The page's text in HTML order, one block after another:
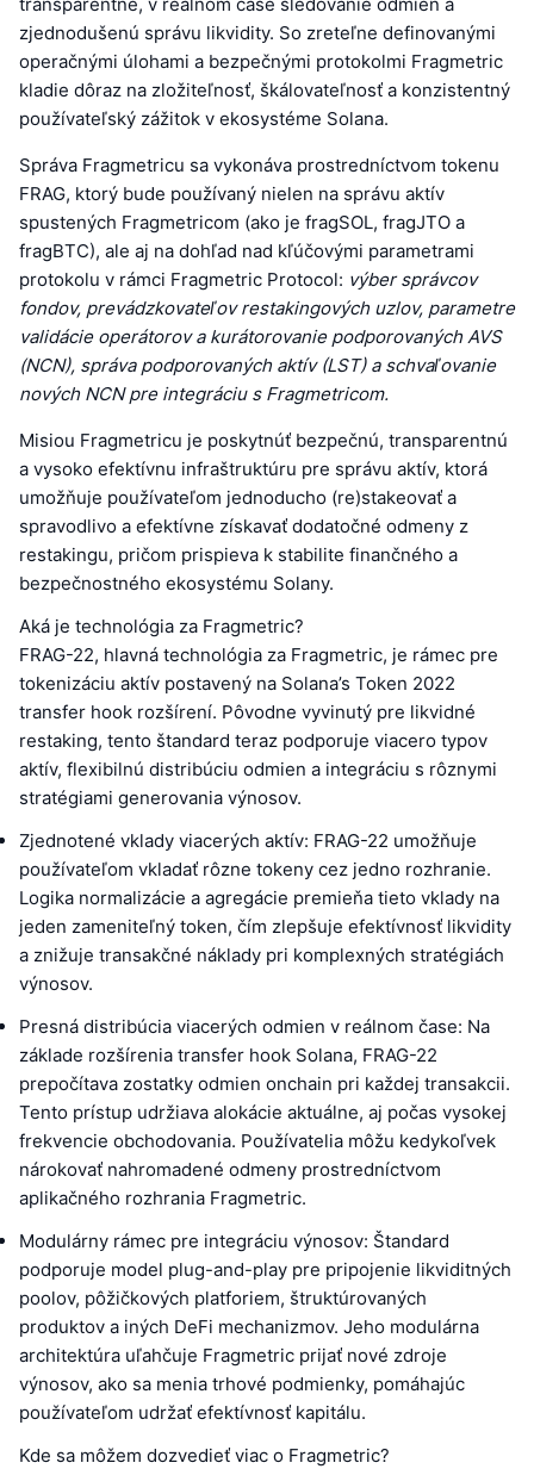
transparentné, v reálnom čase sledovanie odmien a
zjednodušenú správu likvidity. So zreteľne definovanými
operačnými úlohami a bezpečnými protokolmi Fragmetric
kladie dôraz na zložiteľnosť, škálovateľnosť a konzistentný
používateľský zážitok v ekosystéme Solana.
Správa Fragmetricu sa vykonáva prostredníctvom tokenu
FRAG, ktorý bude používaný nielen na správu aktív
spustených Fragmetricom (ako je fragSOL, fragJTO a
fragBTC), ale aj na dohľad nad kľúčovými parametrami
protokolu v rámci Fragmetric Protocol: výber správcov
fondov, prevádzkovateľov restakingových uzlov, parametre
validácie operátorov a kurátorovanie podporovaných AVS
(NCN), správa podporovaných aktív (LST) a schvaľovanie
nových NCN pre integráciu s Fragmetricom.
Misiou Fragmetricu je poskytnúť bezpečnú, transparentnú
a vysoko efektívnu infraštruktúru pre správu aktív, ktorá
umožňuje používateľom jednoducho (re)stakeovať a
spravodlivo a efektívne získavať dodatočné odmeny z
restakingu, pričom prispieva k stabilite finančného a
bezpečnostného ekosystému Solany.
Aká je technológia za Fragmetric?
FRAG-22, hlavná technológia za Fragmetric, je rámec pre
tokenizáciu aktív postavený na Solana’s Token 2022
transfer hook rozšírení. Pôvodne vyvinutý pre likvidné
restaking, tento štandard teraz podporuje viacero typov
aktív, flexibilnú distribúciu odmien a integráciu s rôznymi
stratégiami generovania výnosov.
Zjednotené vklady viacerých aktív: FRAG-22 umožňuje
používateľom vkladať rôzne tokeny cez jedno rozhranie.
Logika normalizácie a agregácie premieňa tieto vklady na
jeden zameniteľný token, čím zlepšuje efektívnosť likvidity
a znižuje transakčné náklady pri komplexných stratégiách
výnosov.
Presná distribúcia viacerých odmien v reálnom čase: Na
základe rozšírenia transfer hook Solana, FRAG-22
prepočítava zostatky odmien onchain pri každej transakcii.
Tento prístup udržiava alokácie aktuálne, aj počas vysokej
frekvencie obchodovania. Používatelia môžu kedykoľvek
nárokovať nahromadené odmeny prostredníctvom
aplikačného rozhrania Fragmetric.
Modulárny rámec pre integráciu výnosov: Štandard
podporuje model plug-and-play pre pripojenie likviditných
poolov, pôžičkových platforiem, štruktúrovaných
produktov a iných DeFi mechanizmov. Jeho modulárna
architektúra uľahčuje Fragmetric prijať nové zdroje
výnosov, ako sa menia trhové podmienky, pomáhajúc
používateľom udržať efektívnosť kapitálu.
Kde sa môžem dozvedieť viac o Fragmetric?